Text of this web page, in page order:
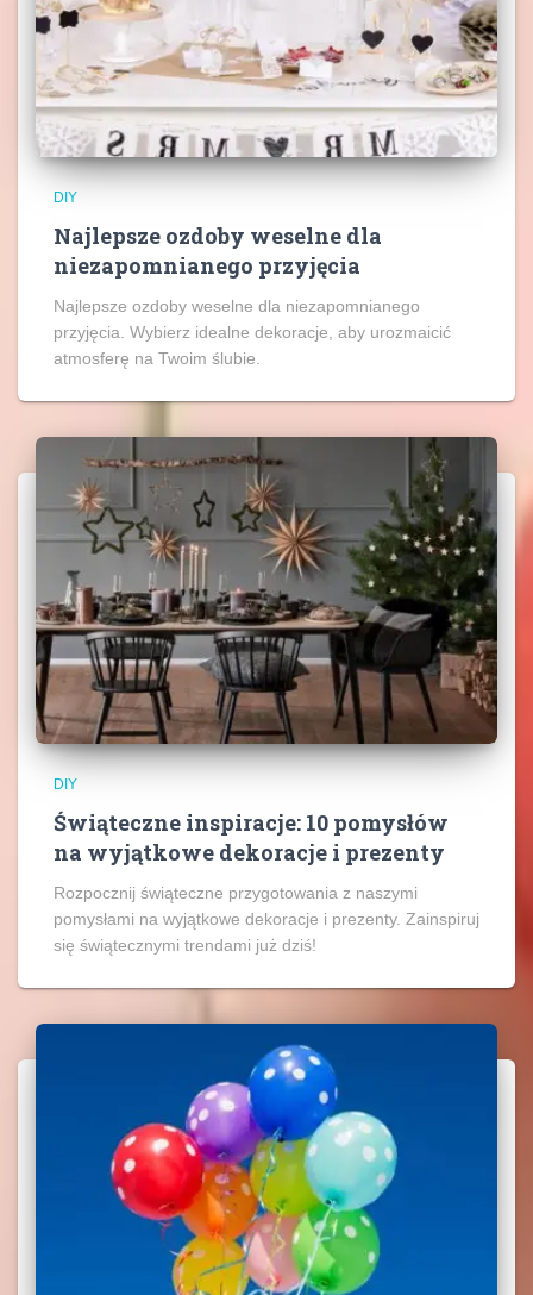
DIY
Najlepsze ozdoby weselne dla
niezapomnianego przyjęcia
Najlepsze ozdoby weselne dla niezapomnianego
przyjęcia. Wybierz idealne dekoracje, aby urozmaicić
atmosferę na Twoim ślubie.
DIY
Świąteczne inspiracje: 10 pomysłów
na wyjątkowe dekoracje i prezenty
Rozpocznij świąteczne przygotowania z naszymi
pomysłami na wyjątkowe dekoracje i prezenty. Zainspiruj
się świątecznymi trendami już dziś!